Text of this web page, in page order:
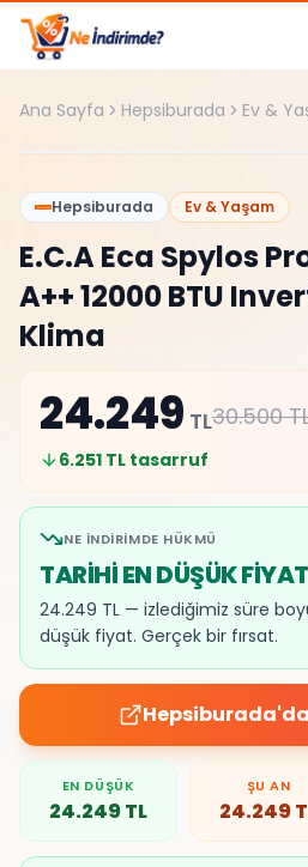
Ana içeriğe atla
Ana Sayfa Hepsiburada Ev &
%20
Hepsiburada
Ev & Yaşam
E.C.A Eca Spylos
A++ 12000 BTU
Klima
24.249 TL30.500
6.251 TL tasarruf
NE İNDIRIMDE HÜKMÜ
TARİHİ EN DÜŞÜK FİYAT
24.249 TL — izlediğimiz süre
düşük fiyat. Gerçek bir fırsat.
Hepsiburada
EN DÜŞÜK
24.249TL
ŞU AN
24.249